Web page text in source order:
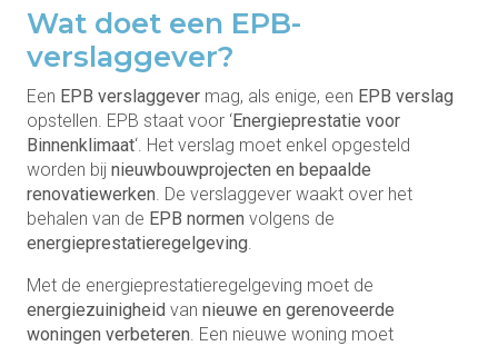
Wat doet een EPB-
verslaggever?
Een EPB verslaggever mag, als enige, een EPB verslag
opstellen. EPB staat voor ‘Energieprestatie voor
Binnenklimaat‘. Het verslag moet enkel opgesteld
worden bij nieuwbouwprojecten en bepaalde
renovatiewerken . De verslaggever waakt over het
behalen van de EPB normen volgens de
energieprestatieregelgeving
Met de energieprestatieregelgeving moet de
energiezuinigheid van nieuwe en gerenoveerde
woningen verbeteren . Een nieuwe woning moet